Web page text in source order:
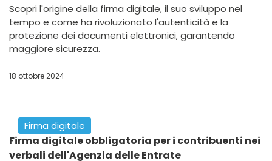
documenti elettronici
Scopri l'origine della firma digitale, il suo sviluppo nel
tempo e come ha rivoluzionato l'autenticità e la